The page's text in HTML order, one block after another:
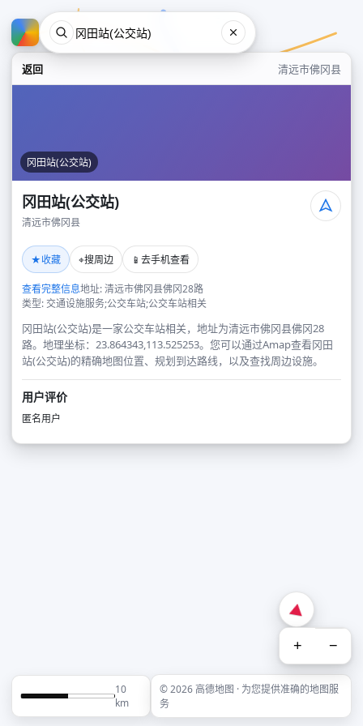
返回 清远市佛冈县
冈田站(公交站)
冈田站(公交站)
清远市佛冈县
★收藏 ⌖搜周边 📱 去手机查看
查看完整信息地址: 清远市佛冈县佛冈28路
类型: 交通设施服务;公交车站;公交车站相关
冈田站(公交站)是一家公交车站相关，地址为清远市佛冈县佛冈28
路。地理坐标：23.864343,113.525253。您可以通过Amap查看冈田
站(公交站)的精确地图位置、规划到达路线，以及查找周边设施。
用户评价
匿名用户
+ −
10
km
© 2026 高德地图 · 为您提供准确的地图服
务